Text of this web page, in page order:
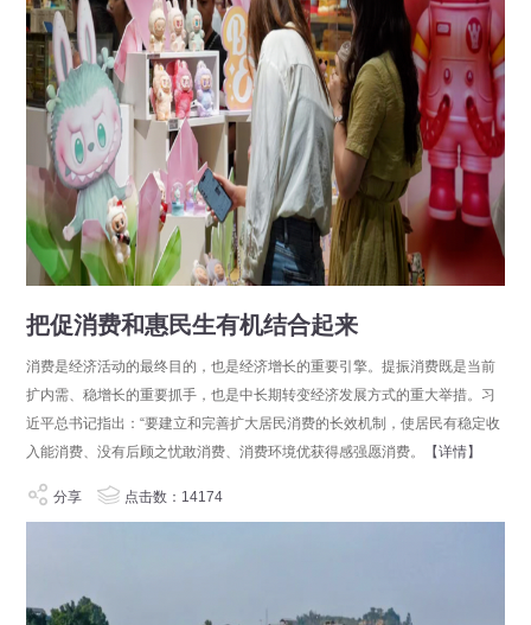
把促消费和惠民生有机结合起来
消费是经济活动的最终目的，也是经济增长的重要引擎。提振消费既是当前
扩内需、稳增长的重要抓手，也是中长期转变经济发展方式的重大举措。习
近平总书记指出：“要建立和完善扩大居民消费的长效机制，使居民有稳定收
入能消费、没有后顾之忧敢消费、消费环境优获得感强愿消费。
【详情】
分享 点击数：14174